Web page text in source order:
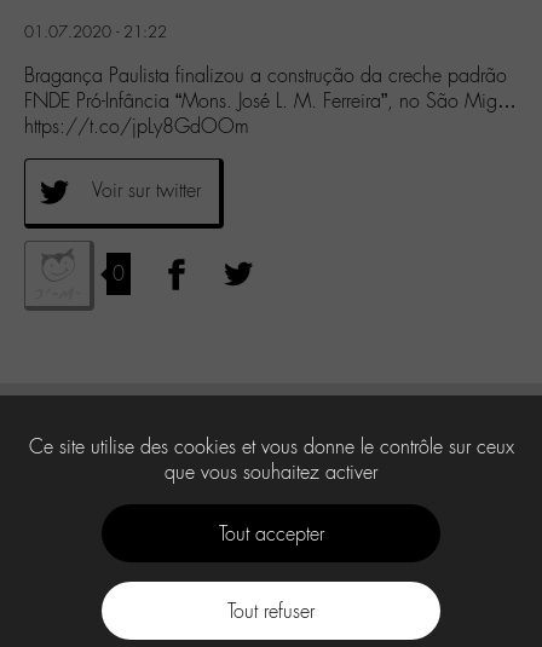
01.07.2020 - 21:22
Bragança Paulista finalizou a construção da creche padrão
FNDE Pró-Infância “Mons. José L. M. Ferreira”, no São Mig…
https://t.co/jpLy8GdOOm
Voir sur twitter
0
Ce site utilise des cookies et vous donne le contrôle sur ceux
que vous souhaitez activer
Tout accepter
Tout refuser